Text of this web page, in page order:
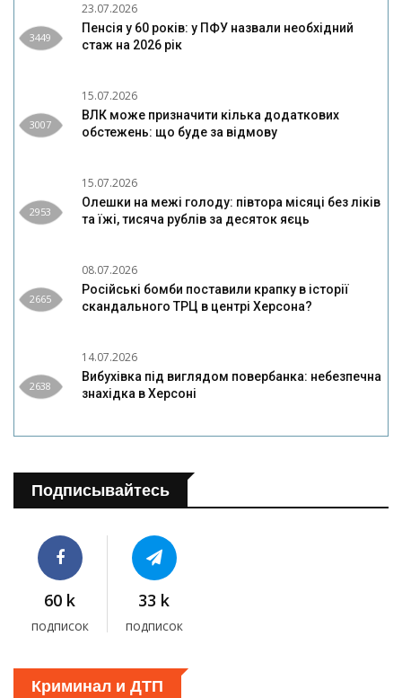
3449
23.07.2026
Пенсія у 60 років: у ПФУ назвали необхідний
стаж на 2026 рік
3007
15.07.2026
ВЛК може призначити кілька додаткових
обстежень: що буде за відмову
2953
15.07.2026
Олешки на межі голоду: півтора місяці без ліків
та їжі, тисяча рублів за десяток яєць
2665
08.07.2026
Російські бомби поставили крапку в історії
скандального ТРЦ в центрі Херсона?
2638
14.07.2026
Вибухівка під виглядом повербанка: небезпечна
знахідка в Херсоні
Подписывайтесь
60 k
подписок
33 k
подписок
Криминал и ДТП